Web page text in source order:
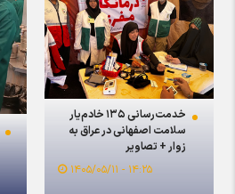
خدمت‌رسانی ۱۳۵ خادم‌یار
سلامت اصفهانی در عراق به
زوار + تصاویر
۱۴:۲۵ - ۱۴۰۵/۰۵/۱۱